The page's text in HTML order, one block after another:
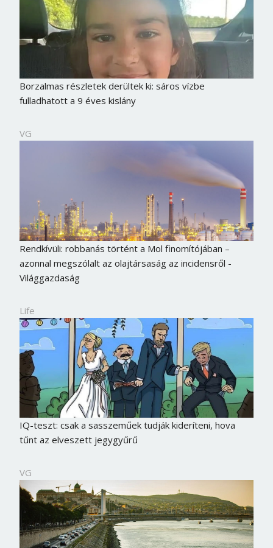
Borzalmas részletek derültek ki: sáros vízbe
fulladhatott a 9 éves kislány
VG
Rendkívüli: robbanás történt a Mol finomítójában –
azonnal megszólalt az olajtársaság az incidensről -
Világgazdaság
Life
IQ-teszt: csak a sasszeműek tudják kideríteni, hova
tűnt az elveszett jegygyűrű
VG